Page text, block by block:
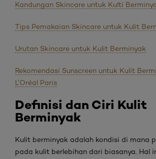
Kandungan Skincare untuk Kulti
Tips Pemakaian Skincare untuk Kulit
Urutan Skincare untuk Kulit Berminyak
Rekomendasi Sunscreen untuk Kulit
L’Oréal Paris
Definisi dan Ciri Kulit
Berminyak
Kulit berminyak adalah kondisi di mana
pada kulit berlebihan dari biasanya. Hal